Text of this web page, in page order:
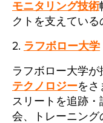
モニタリング技術
クトを支えている
2. ラフボロー大学
ラフボロー大学が
テクノロジーをさ
スリートを追跡
会、トレーニング